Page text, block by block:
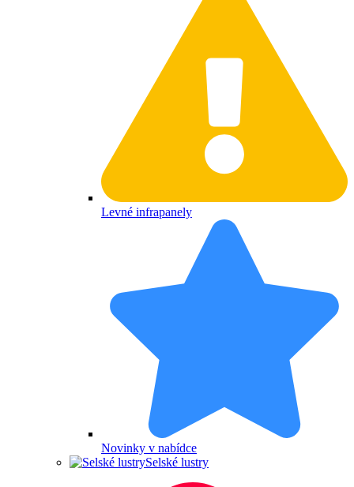
Levné infrapanely
Novinky v nabídce
Selské lustry